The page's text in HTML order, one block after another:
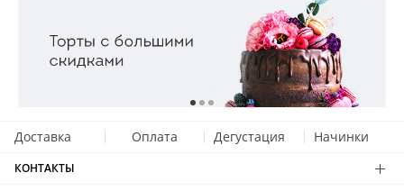
Доставка Оплата Дегустация Начинки
КОНТАКТЫ